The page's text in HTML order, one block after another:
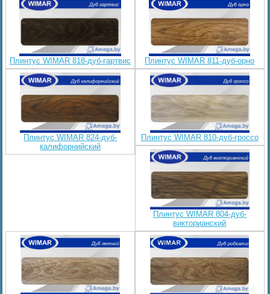
Плинтус WIMAR 818-дуб-гартвис Плинтус WIMAR 811-дуб-орно
Плинтус WIMAR 824-дуб-
калифорнийский
Плинтус WIMAR 810-дуб-гроссо
Плинтус WIMAR 804-дуб-
викторианский